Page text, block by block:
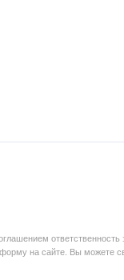
на сайте. Вы можете